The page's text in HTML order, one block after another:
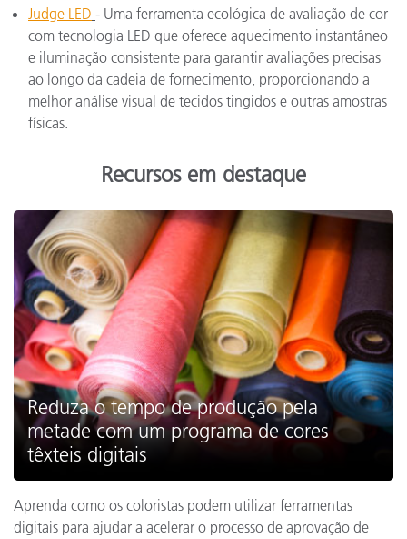
Judge LED - Uma ferramenta ecológica de avaliação de cor
com tecnologia LED que oferece aquecimento instantâneo
e iluminação consistente para garantir avaliações precisas
ao longo da cadeia de fornecimento, proporcionando a
melhor análise visual de tecidos tingidos e outras amostras
físicas.
Recursos em destaque
Reduza o tempo de produção pela
metade com um programa de cores
têxteis digitais
Aprenda como os coloristas podem utilizar ferramentas
digitais para ajudar a acelerar o processo de aprovação de